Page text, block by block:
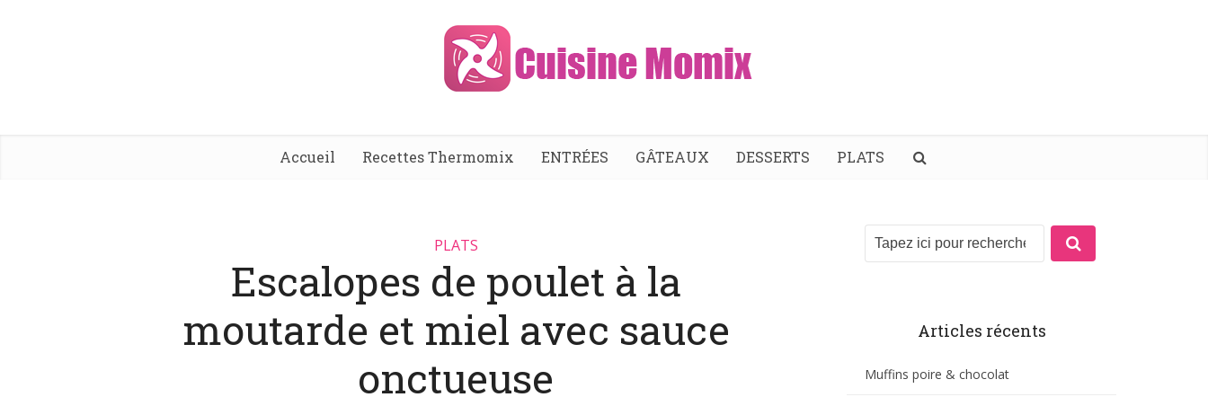
Accueil Recettes Thermomix ENTRÉES GÂTEAUX DESSERTS PLATS
PLATS
Escalopes de poulet à la
moutarde et miel avec sauce
onctueuse
Articles récents
Muffins poire & chocolat